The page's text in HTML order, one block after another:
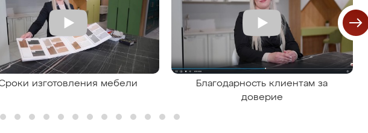
изготовления мебели
Благодарность клиентам за
доверие